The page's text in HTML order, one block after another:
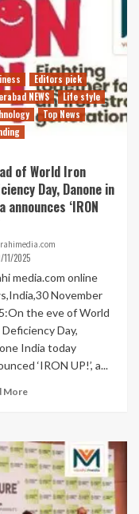
Editors pick
NEWS
Life style
Top News
of World Iron
Day, Danone in
announces ‘IRON
11/2025
media.com online
November
the eve of World
Day,
India today
‘IRON UP!’, a...
More